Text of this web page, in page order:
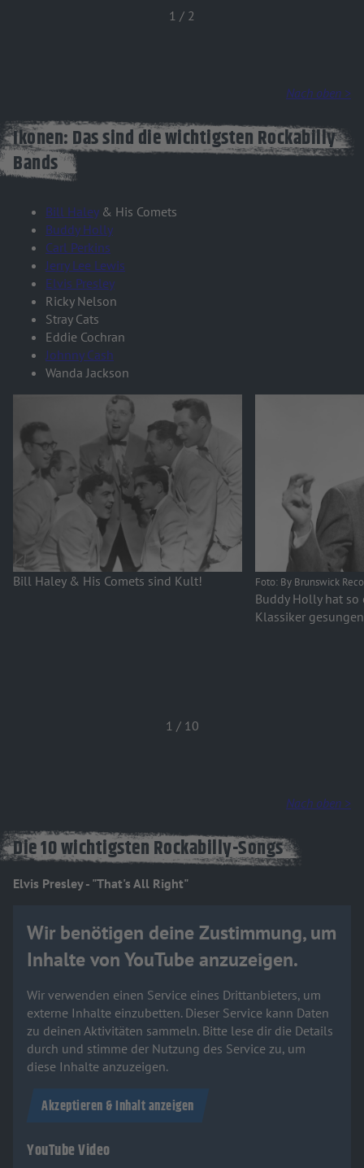
1 / 2
Nach oben >
Ikonen: Das sind die wichtigsten Rockabilly
Bands
Bill Haley& His Comets
Buddy Holly
Carl Perkins
Jerry Lee Lewis
Elvis Presley
Ricky Nelson
Stray Cats
Eddie Cochran
Johnny Cash
Wanda Jackson
Bill Haley & His Comets sind Kult! Foto: By Brunswick
Buddy Holly hat
Klassiker
1 / 10
Nach oben >
Die 10 wichtigsten Rockabilly-Songs
Elvis Presley - "That's All Right"
Wir benötigen deine Zustimmung, um
Inhalte von YouTube anzuzeigen.
Wir verwenden einen Service eines Drittanbieters, um
externe Inhalte einzubetten. Dieser Service kann Daten
zu deinen Aktivitäten sammeln. Bitte lese dir die Details
durch und stimme der Nutzung des Service zu, um
diese Inhalte anzuzeigen.
Akzeptieren & Inhalt anzeigen
YouTube Video